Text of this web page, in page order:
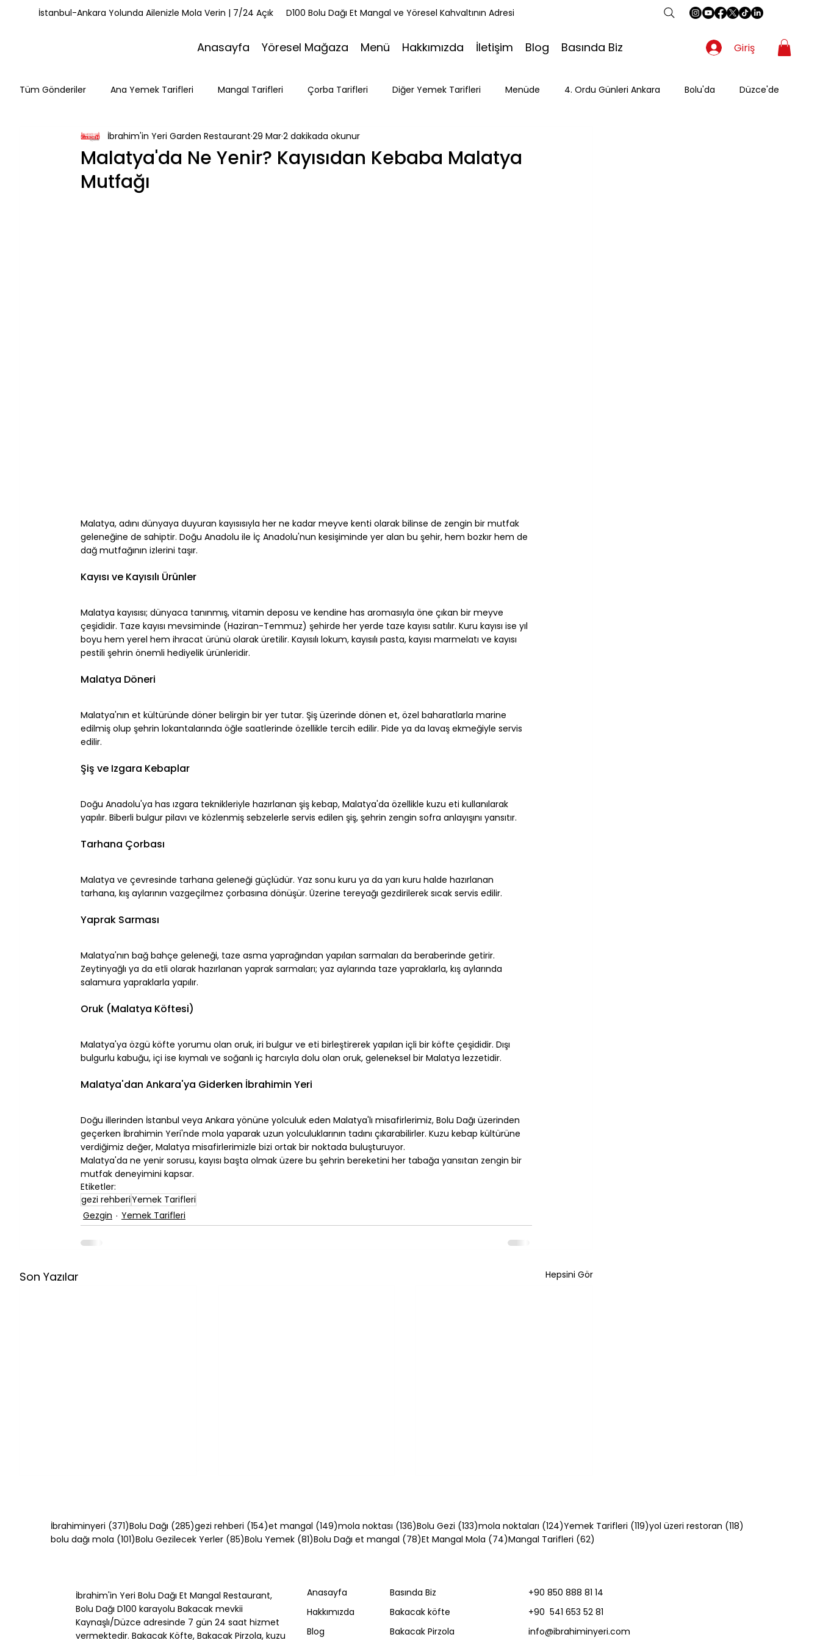
İstanbul-Ankara Yolunda Ailenizle Mola Verin | 7/24 Açık D100 Bolu Dağı Et Mangal ve Yöresel Kahvaltının Adresi
Anasayfa Yöresel Mağaza Menü Hakkımızda İletişim Blog Basında Biz Giriş
Tüm Gönderiler Ana Yemek Tarifleri Mangal Tarifleri Çorba Tarifleri Diğer Yemek Tarifleri Menüde 4. Ordu Günleri Ankara Bolu'da Düzce'de
Misafirlerimiz Kahvaltı Tarifleri Yemek Tarifleri Tatlı Tarifleri
Mola Noktaları Bolu Mutfağı
Malatya'da Ne Yenir? Kayısıdan Kebaba Malatya
Mutfağı
İbrahim'in Yeri Garden Restaurant 29 Mar2 dakikada okunur
Malatya, adını dünyaya duyuran kayısısıyla her ne kadar meyve kenti olarak bilinse de zengin bir mutfak
geleneğine de sahiptir. Doğu Anadolu ile İç Anadolu'nun kesişiminde yer alan bu şehir, hem bozkır hem de
dağ mutfağının izlerini taşır.
Kayısı ve Kayısılı Ürünler
Malatya kayısısı; dünyaca tanınmış, vitamin deposu ve kendine has aromasıyla öne çıkan bir meyve
çeşididir. Taze kayısı mevsiminde (Haziran-Temmuz) şehirde her yerde taze kayısı satılır. Kuru kayısı ise yıl
boyu hem yerel hem ihracat ürünü olarak üretilir. Kayısılı lokum, kayısılı pasta, kayısı marmelatı ve kayısı
pestili şehrin önemli hediyelik ürünleridir.
Malatya Döneri
Malatya'nın et kültüründe döner belirgin bir yer tutar. Şiş üzerinde dönen et, özel baharatlarla marine
edilmiş olup şehrin lokantalarında öğle saatlerinde özellikle tercih edilir. Pide ya da lavaş ekmeğiyle servis
edilir.
Şiş ve Izgara Kebaplar
Doğu Anadolu'ya has ızgara teknikleriyle hazırlanan şiş kebap, Malatya'da özellikle kuzu eti kullanılarak
yapılır. Biberli bulgur pilavı ve közlenmiş sebzelerle servis edilen şiş, şehrin zengin sofra anlayışını yansıtır.
Tarhana Çorbası
Malatya ve çevresinde tarhana geleneği güçlüdür. Yaz sonu kuru ya da yarı kuru halde hazırlanan
tarhana, kış aylarının vazgeçilmez çorbasına dönüşür. Üzerine tereyağı gezdirilerek sıcak servis edilir.
Yaprak Sarması
Malatya'nın bağ bahçe geleneği, taze asma yaprağından yapılan sarmaları da beraberinde getirir.
Zeytinyağlı ya da etli olarak hazırlanan yaprak sarmaları; yaz aylarında taze yapraklarla, kış aylarında
salamura yapraklarla yapılır.
Oruk (Malatya Köftesi)
Malatya'ya özgü köfte yorumu olan oruk, iri bulgur ve eti birleştirerek yapılan içli bir köfte çeşididir. Dışı
bulgurlu kabuğu, içi ise kıymalı ve soğanlı iç harcıyla dolu olan oruk, geleneksel bir Malatya lezzetidir.
Malatya'dan Ankara'ya Giderken İbrahimin Yeri
Doğu illerinden İstanbul veya Ankara yönüne yolculuk eden Malatya'lı misafirlerimiz, Bolu Dağı üzerinden
geçerken İbrahimin Yeri'nde mola yaparak uzun yolculuklarının tadını çıkarabilirler. Kuzu kebap kültürüne
verdiğimiz değer, Malatya misafirlerimizle bizi ortak bir noktada buluşturuyor.
Malatya'da ne yenir sorusu, kayısı başta olmak üzere bu şehrin bereketini her tabağa yansıtan zengin bir
mutfak deneyimini kapsar.
Etiketler:
gezi rehberiYemek Tarifleri
Gezgin
Yemek Tarifleri
Son Yazılar Hepsini Gör
Simit Tarifi: Evde Çıtır Simit
Nasıl Yapılır?
Kol Böreği Tarifi: Evde Kol
Böreği Nasıl Yapılır?
Fıstıklı Baklava Tarifi: Evde
Fıstıklı Baklava Nasıl
Yapılır?
İbrahiminyeri (371)371 yazı
Bolu Dağı (285)285 yazı
gezi rehberi (154)154 yazı
et mangal (149)149 yazı
mola noktası (136)136 yazı
Bolu Gezi (133)133 yazı
mola noktaları (124)124 yazı
Yemek Tarifleri (119)119 yazı
yol üzeri restoran (118)
bolu dağı mola (101)101 yazı
Bolu Gezilecek Yerler (85)85 yazı
Bolu Yemek (81)81 yazı
Bolu Dağı et mangal (78)78 yazı
Et Mangal Mola (74)74 yazı
Mangal Tarifleri (62)
İbrahim'in Yeri Bolu Dağı Et Mangal Restaurant,
Bolu Dağı D100 karayolu Bakacak mevkii
Kaynaşlı/Düzce adresinde 7 gün 24 saat hizmet
vermektedir. Bakacak Köfte, Bakacak Pirzola, kuzu
Anasayfa
Hakkımızda
Blog
Basında Biz
Bakacak köfte
Bakacak Pirzola
+90 850 888 81 14
+90 541 653 52 81
info@ibrahiminyeri.com